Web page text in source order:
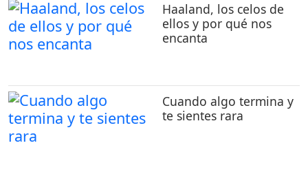
Haaland, los celos de
ellos y por qué nos
encanta
Cuando algo termina y
te sientes rara